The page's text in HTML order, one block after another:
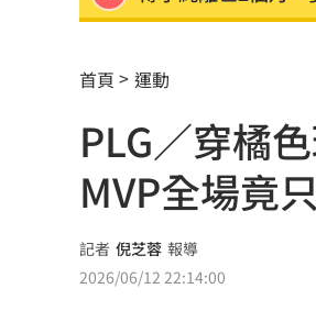
稱中聯未參與下架
記憶體族群狂歡
鋼鐵爸悲慟回憶
長榮航12/1直飛印
《玫瑰瞳鈴眼》隔
首頁 運動
PLG／穿橘
MVP全場竟
記者 倪芝蓉 報導
2026/06/12 22:14:00